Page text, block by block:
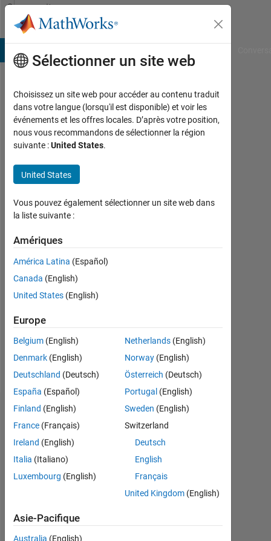
Passer au contenu
Community
Profile
Bhagyashree
Shivpuje
Last
environ
4 ans il
|
depuis
2016
Followers:
0
Follow
Tableau de bord
Statistiques
MATLAB Answers
Sélectionner un site web
Choisissez un site web pour accéder au contenu traduit
dans votre langue (lorsqu'il est disponible) et voir les
événements et les offres locales. D’après votre position,
nous vous recommandons de sélectionner la région
suivante :United States.
United States
Vous pouvez également sélectionner un site web dans
la liste suivante :
Amériques
América Latina (Español)
Canada (English)
United States (English)
Europe
Belgium (English)
Denmark (English)
Deutschland (Deutsch)
España (Español)
Finland (English)
France (Français)
Ireland (English)
Italia (Italiano)
Luxembourg (English)
Netherlands(English)
Norway(English)
Österreich (Deutsch)
Portugal (English)
Sweden (English)
Switzerland
Deutsch
English
Français
United Kingdom(English)
Asie-Pacifique
Australia (English)